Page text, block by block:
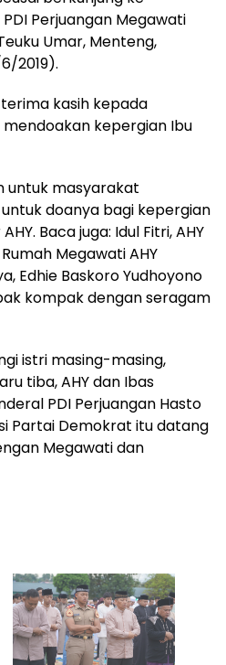
Perjuangan Megawati
Umar, Menteng,
2019).
kasih kepada
kepergian Ibu
untuk masyarakat
doanya bagi kepergian
Baca juga: Idul Fitri, AHY
Megawati AHY
Edhie Baskoro Yudhoyono
kompak dengan seragam
istri masing-masing,
tiba, AHY dan Ibas
PDI Perjuangan Hasto
Partai Demokrat itu datang
Megawati dan